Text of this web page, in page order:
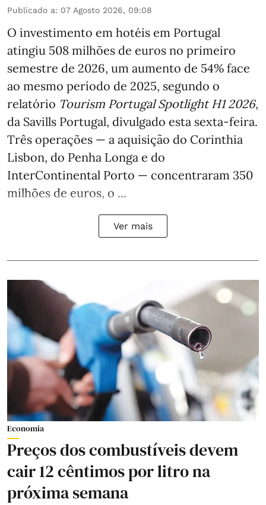
Publicado a: 07 Agosto 2026, 09:08
O investimento em hotéis em Portugal
atingiu 508 milhões de euros no primeiro
semestre de 2026, um aumento de 54% face
ao mesmo período de 2025, segundo o
relatório Tourism Portugal Spotlight H1 2026,
da Savills Portugal, divulgado esta sexta-feira.
Três operações — a aquisição do Corinthia
Lisbon, do Penha Longa e do
InterContinental Porto — concentraram 350
milhões de euros, o ...
Ver mais
Economia
Preços dos combustíveis devem
cair 12 cêntimos por litro na
próxima semana